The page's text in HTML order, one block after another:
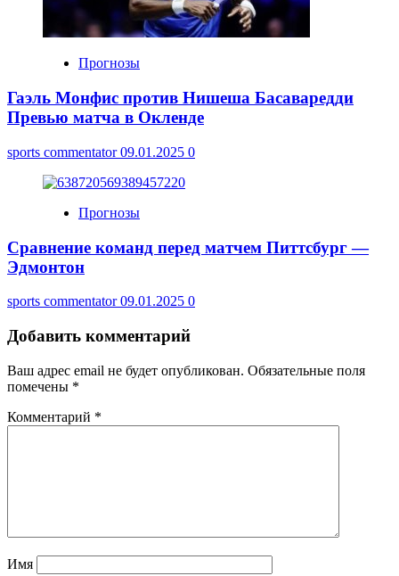
Прогнозы
Гаэль Монфис против Нишеша Басаваредди
Превью матча в Окленде
sports commentator09.01.2025 0
Прогнозы
Сравнение команд перед матчем Питтсбург —
Эдмонтон
sports commentator09.01.2025 0
Добавить комментарий
Ваш адрес email не будет опубликован. Обязательные поля
помечены *
Комментарий *
Имя